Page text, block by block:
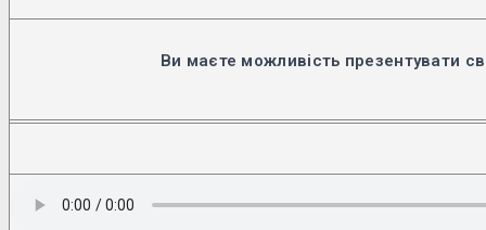
Ви маєте можливість презентувати